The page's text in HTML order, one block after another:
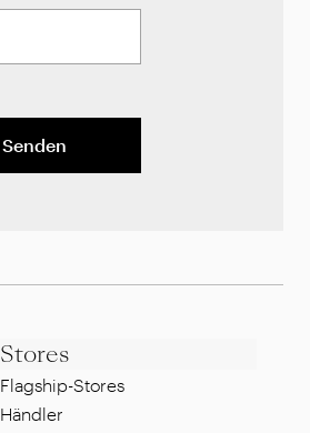
Senden
Stores
Flagship-Stores
Händler